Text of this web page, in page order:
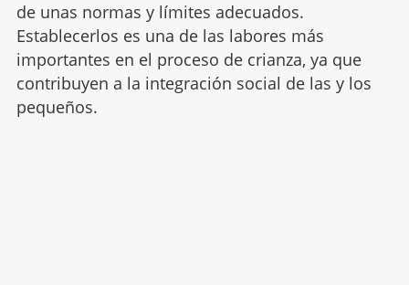
de unas normas y límites adecuados.
Establecerlos es una de las labores más
importantes en el proceso de crianza, ya que
contribuyen a la integración social de las y los
pequeños.